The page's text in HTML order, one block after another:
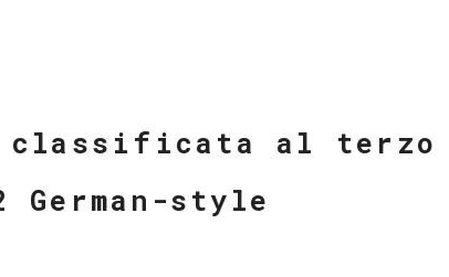
classificata al terzo
style